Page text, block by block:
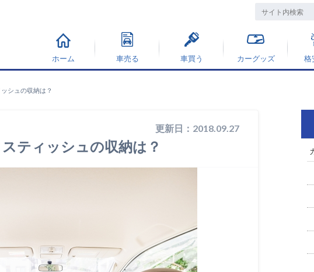
ホーム 車売る 車買う カーグッズ 格
シュの収納は？
更新日：2018.09.27
ティッシュの収納は？